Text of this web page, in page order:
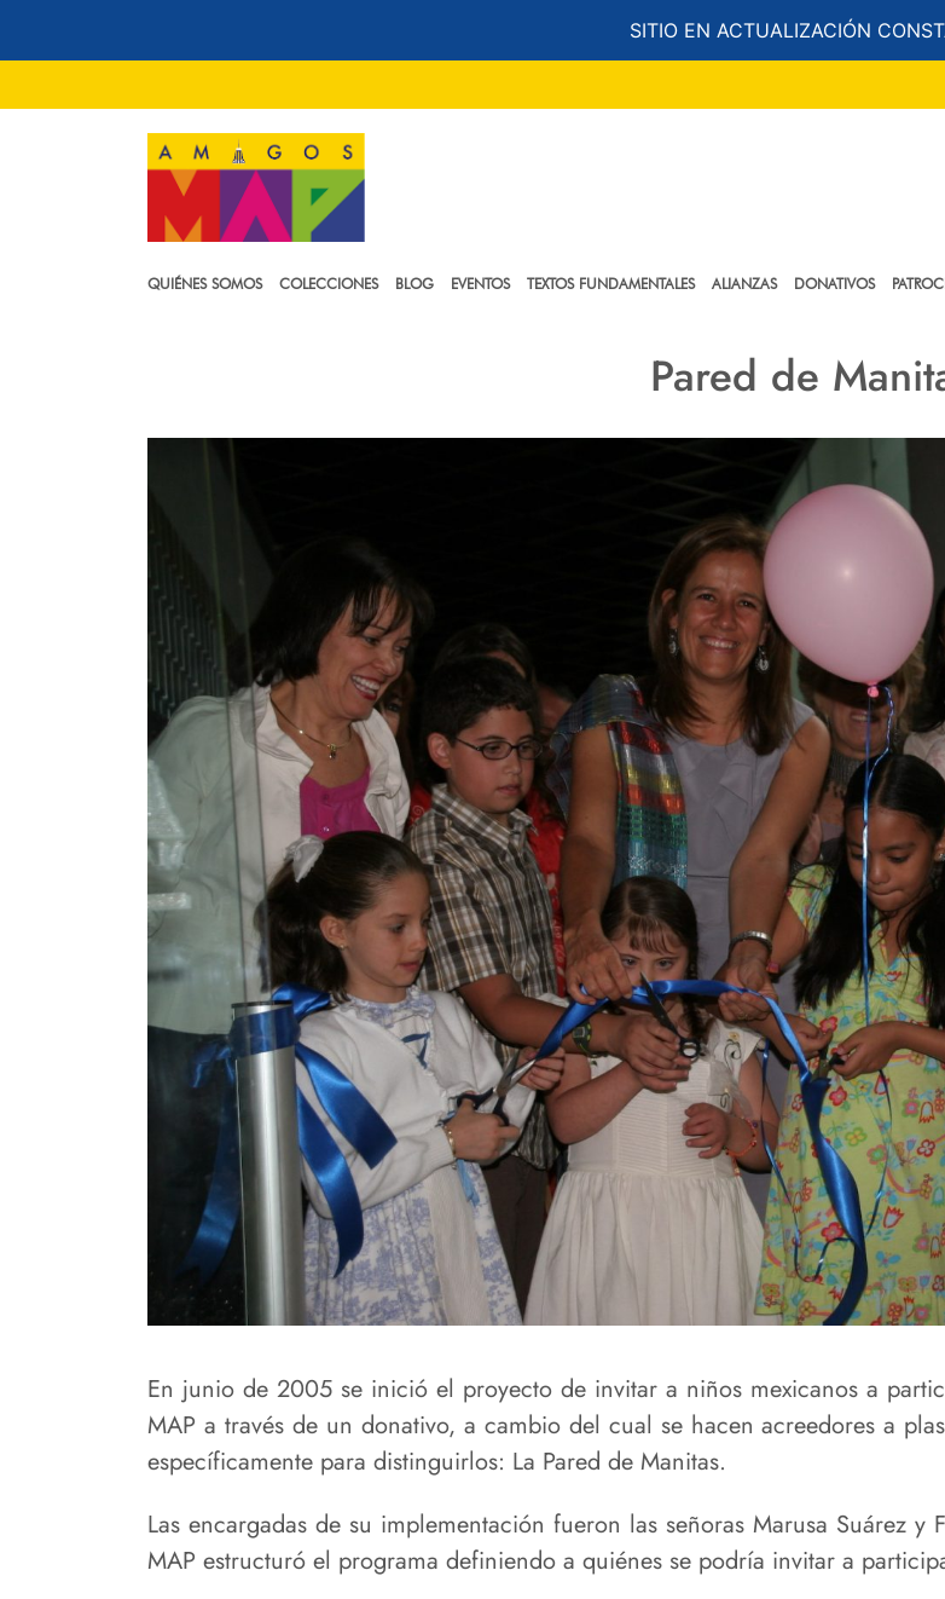
SITIO EN ACTUALIZACIÓN
QUIÉNES SOMOS COLECCIONES BLOG EVENTOS TEXTOS FUNDAMENTALES ALIANZAS DONATIVOS
Pared de
En junio de 2005 se inició el proyecto de invitar a niños mexicanos a
MAP a través de un donativo, a cambio del cual se hacen acreedores a
específicamente para distinguirlos: La Pared de Manitas.
Las encargadas de su implementación fueron las señoras Marusa Suárez
MAP estructuró el programa definiendo a quiénes se podría invitar a